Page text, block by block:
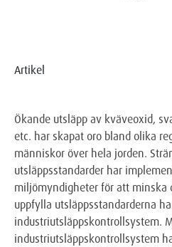
Artikel
Ökande utsläpp av kväveoxid,
etc. har skapat oro bland olika
människor över hela jorden.
utsläppsstandarder har
miljömyndigheter för att minska
uppfylla utsläppsstandarderna
industriutsläppskontrollsystem.
industriutsläppskontrollsystem